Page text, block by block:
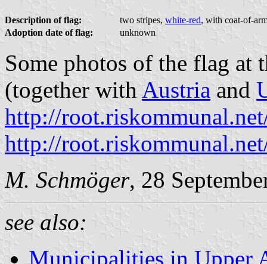
Description of flag: two stripes, white-red, with coat-of-
Adoption date of flag:
unknown
Some photos of the flag at
(together with Austria and
http://
http://
M. Schmöger, 28
see also:
Municipalities in Upper